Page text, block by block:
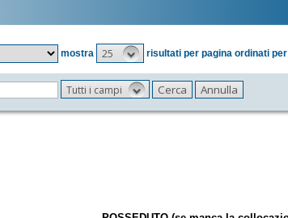
mostra
25 risultati per pagina ordinati per
Tutti i campi